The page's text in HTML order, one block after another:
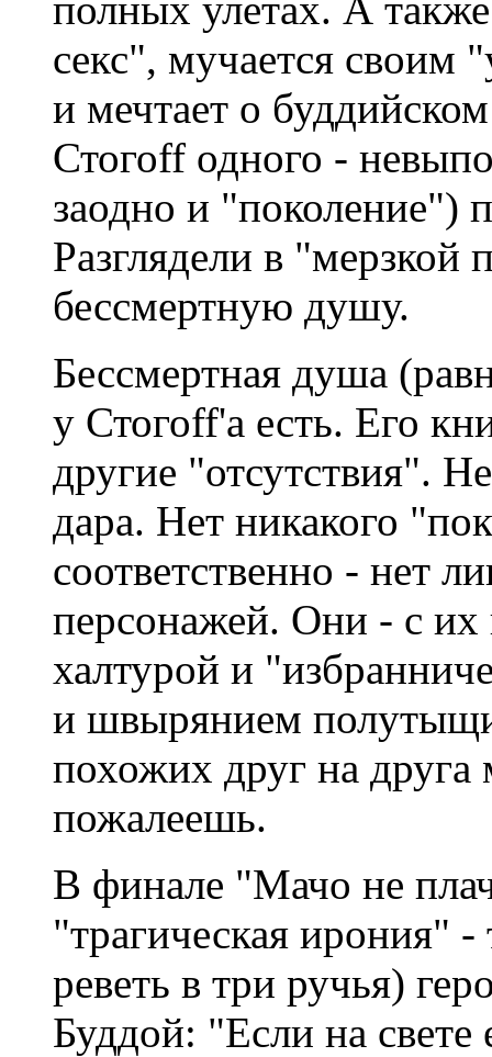
секс", мучается своим
и мечтает о
Стогоff одного -
заодно и "поколение")
Разглядели в
бессмертную душу.
Бессмертная душа
у Стогоff'а есть. Его
другие "отсутствия".
дара. Нет никакого
соответственно - нет
персонажей. Они - с
халтурой и
и швырянием полутыщи
похожих друг на друга
пожалеешь.
В финале "Мачо не
"трагическая ирония"
реветь в три ручья)
Буддой: "Если на свете